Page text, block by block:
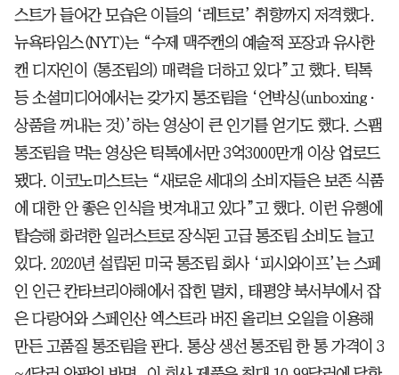
스트가 들어간 모습은 이들의 ‘레트로’ 취향까지 저격했다.
뉴욕타임스(NYT)는 “수제 맥주캔의 예술적 포장과 유사한
캔 디자인이 (통조림의) 매력을 더하고 있다”고 했다. 틱톡
등 소셜미디어에서는 갖가지 통조림을 ‘언박싱(unboxing·
상품을 꺼내는 것)’하는 영상이 큰 인기를 얻기도 했다. 스팸
통조림을 먹는 영상은 틱톡에서만 3억3000만개 이상 업로드
됐다. 이코노미스트는 “새로운 세대의 소비자들은 보존 식품
에 대한 안 좋은 인식을 벗겨내고 있다”고 했다. 이런 유행에
탑승해 화려한 일러스트로 장식된 고급 통조림 소비도 늘고
있다. 2020년 설립된 미국 통조림 회사 ‘피시와이프’는 스페
인 인근 칸타브리아해에서 잡힌 멸치, 태평양 북서부에서 잡
은 다랑어와 스페인산 엑스트라 버진 올리브 오일을 이용해
만든 고품질 통조림을 판다. 통상 생선 통조림 한 통 가격이 3